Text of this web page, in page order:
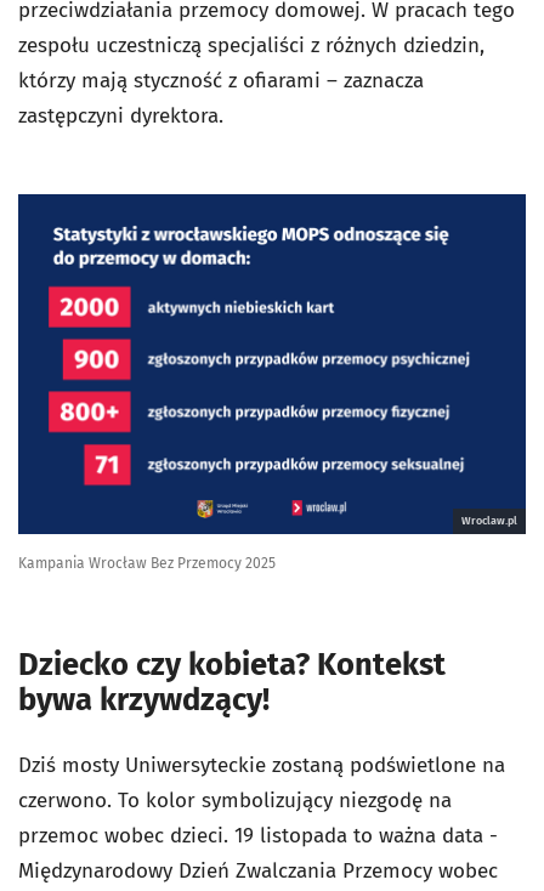
przeciwdziałania przemocy domowej. W pracach tego
zespołu uczestniczą specjaliści z różnych dziedzin,
którzy mają styczność z ofiarami – zaznacza
zastępczyni dyrektora.
Wroclaw.pl
Kampania Wrocław Bez Przemocy 2025
Dziecko czy kobieta? Kontekst
bywa krzywdzący!
Dziś mosty Uniwersyteckie zostaną podświetlone na
czerwono. To kolor symbolizujący niezgodę na
przemoc wobec dzieci. 19 listopada to ważna data -
Międzynarodowy Dzień Zwalczania Przemocy wobec